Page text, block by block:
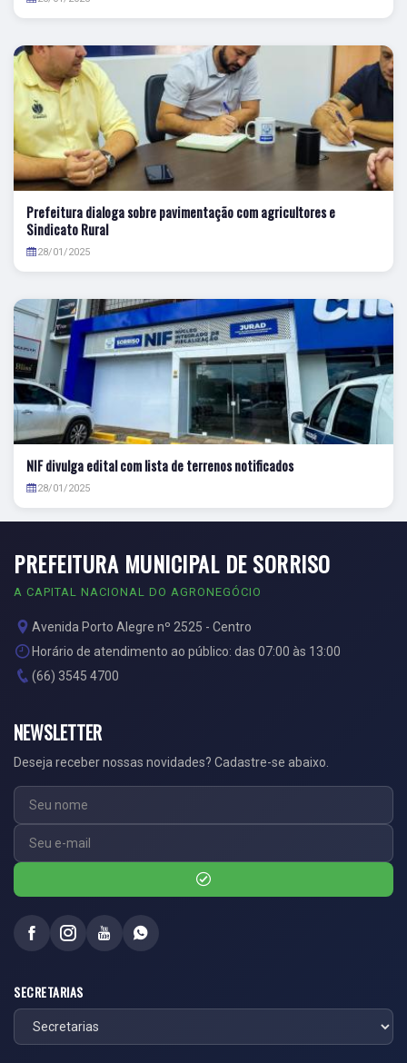
Prefeitura dialoga sobre pavimentação com agricultores e
Sindicato Rural
28/01/2025
NIF divulga edital com lista de terrenos notificados
28/01/2025
PREFEITURA MUNICIPAL DE SORRISO
A CAPITAL NACIONAL DO AGRONEGÓCIO
Avenida Porto Alegre nº 2525 - Centro
Horário de atendimento ao público: das 07:00 às 13:00
(66) 3545 4700
NEWSLETTER
Deseja receber nossas novidades? Cadastre-se abaixo.
SECRETARIAS